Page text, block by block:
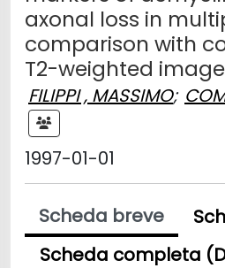
axonal loss in
comparison with
T2-weighted
FILIPPI , MASSIMO;
1997-01-01
Scheda breve
Scheda completa